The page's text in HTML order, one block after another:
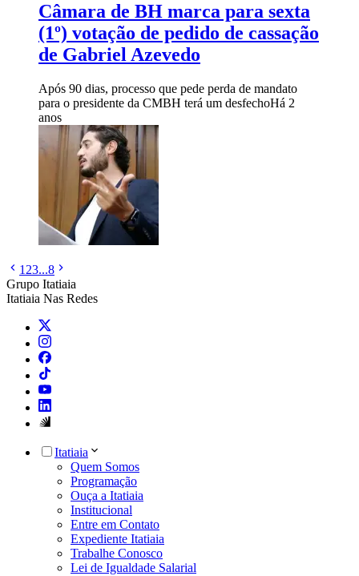
Câmara de BH marca para sexta
(1º) votação de pedido de cassação
de Gabriel Azevedo
Após 90 dias, processo que pede perda de mandato
para o presidente da CMBH terá um desfechoHá 2
anos
1 23...8
Grupo Itatiaia
Itatiaia Nas Redes
Itatiaia
Quem Somos
Programação
Ouça a Itatiaia
Institucional
Entre em Contato
Expediente Itatiaia
Trabalhe Conosco
Lei de Igualdade Salarial